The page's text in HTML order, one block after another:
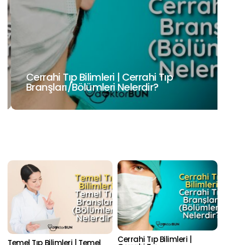
Cerrahi Tıp Bilimleri | Cerrahi Tıp
Branşları/Bölümleri Nelerdir?
Temel Tıp Bilimleri | Temel Cerrahi Tıp Bilimleri |